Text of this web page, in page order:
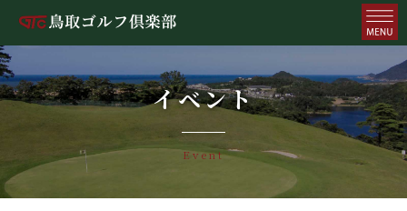
イベント
Event